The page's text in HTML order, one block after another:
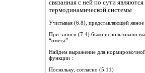
связанная с ней по
термодинамической системы
Учитывая (6.8), представляющей
При записи (7.4) было использовано
“омега” .
Найдем выражение для
функции :
Поскольку, согласно (5.11)